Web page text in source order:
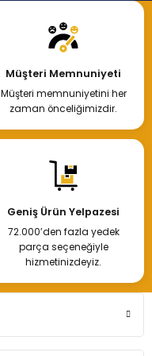
Müşteri Memnuniyeti
Müşteri memnuniyetini her
zaman önceliğimizdir.
Geniş Ürün Yelpazesi
72.000’den fazla yedek
parça seçeneğiyle
hizmetinizdeyiz.